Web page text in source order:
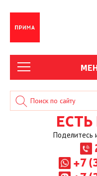
Поделитесь
+7